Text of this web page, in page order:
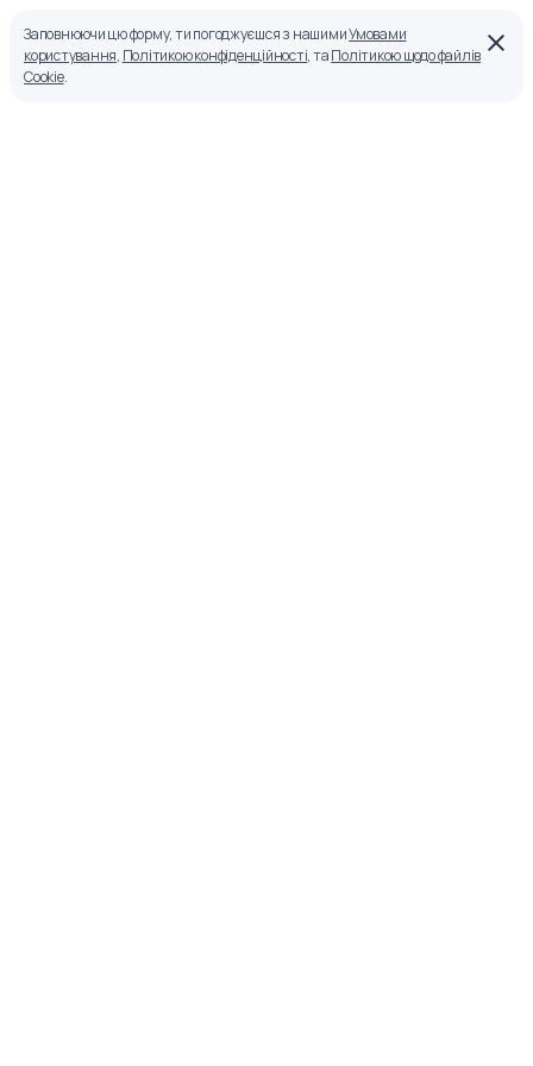
Заповнюючи цю форму, ти погоджуєшся з нашимиУмовами
користування, Політикою конфіденційності, таПолітикою щодо файлів
Cookie.